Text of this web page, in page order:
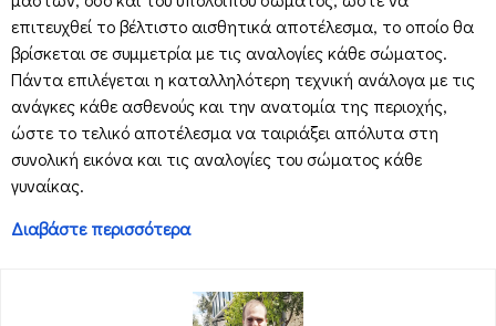
επιτευχθεί το βέλτιστο αισθητικά αποτέλεσμα, το οποίο θα
βρίσκεται σε συμμετρία με τις αναλογίες κάθε σώματος.
Πάντα επιλέγεται η καταλληλότερη τεχνική ανάλογα με τις
ανάγκες κάθε ασθενούς και την ανατομία της περιοχής,
ώστε το τελικό αποτέλεσμα να ταιριάξει απόλυτα στη
συνολική εικόνα και τις αναλογίες του σώματος κάθε
γυναίκας.
Διαβάστε περισσότερα